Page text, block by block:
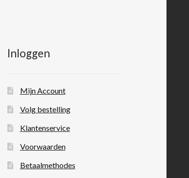
Inloggen
Mijn Account
Volg bestelling
Klantenservice
Voorwaarden
Betaalmethodes